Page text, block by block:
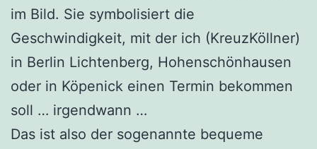
im Bild. Sie symbolisiert die
Geschwindigkeit, mit der ich (KreuzKöllner)
in Berlin Lichtenberg, Hohenschönhausen
oder in Köpenick einen Termin bekommen
soll … irgendwann …
Das ist also der sogenannte bequeme